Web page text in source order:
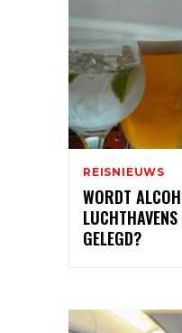
REISNIEUWS
WORDT
GELEGD?